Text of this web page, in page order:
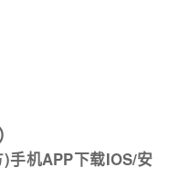
手机APP下载IOS/安